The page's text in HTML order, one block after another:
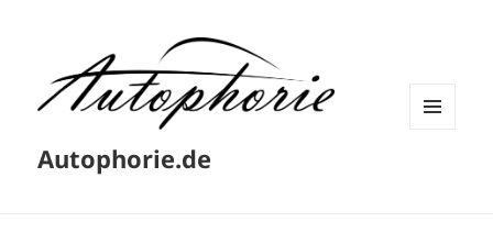
Autophorie.de